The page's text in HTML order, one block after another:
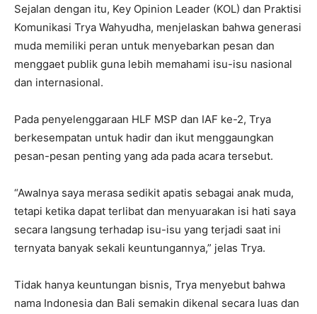
Sejalan dengan itu, Key Opinion Leader (KOL) dan Praktisi
Komunikasi Trya Wahyudha, menjelaskan bahwa generasi
muda memiliki peran untuk menyebarkan pesan dan
menggaet publik guna lebih memahami isu-isu nasional
dan internasional.
Pada penyelenggaraan HLF MSP dan IAF ke-2, Trya
berkesempatan untuk hadir dan ikut menggaungkan
pesan-pesan penting yang ada pada acara tersebut.
“Awalnya saya merasa sedikit apatis sebagai anak muda,
tetapi ketika dapat terlibat dan menyuarakan isi hati saya
secara langsung terhadap isu-isu yang terjadi saat ini
ternyata banyak sekali keuntungannya,” jelas Trya.
Tidak hanya keuntungan bisnis, Trya menyebut bahwa
nama Indonesia dan Bali semakin dikenal secara luas dan